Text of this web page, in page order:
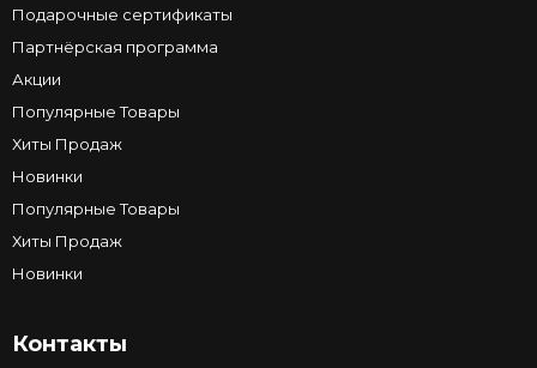
Подарочные сертификаты
Партнёрская программа
Акции
Популярные Товары
Хиты Продаж
Новинки
Популярные Товары
Хиты Продаж
Новинки
Контакты